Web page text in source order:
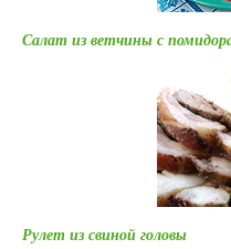
Салат из ветчины с
Рулет из свиной головы